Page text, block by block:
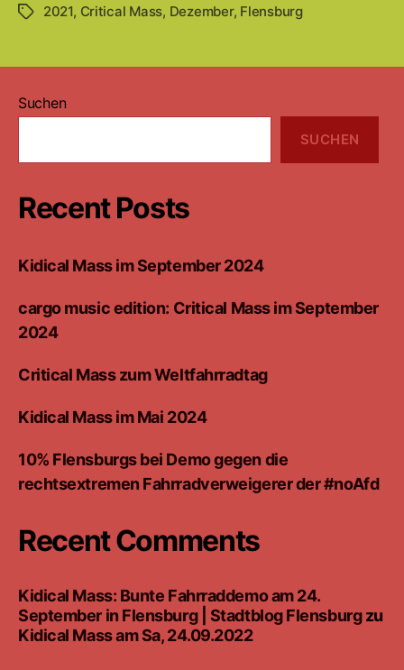
Schlagwörter
2021, Critical Mass, Dezember, Flensburg
Suchen
SUCHEN
Recent Posts
Kidical Mass im September 2024
cargo music edition: Critical Mass im September
2024
Critical Mass zum Weltfahrradtag
Kidical Mass im Mai 2024
10% Flensburgs bei Demo gegen die
rechtsextremen Fahrradverweigerer der #noAfd
Recent Comments
Kidical Mass: Bunte Fahrraddemo am 24.
September in Flensburg | Stadtblog Flensburgzu
Kidical Mass am Sa, 24.09.2022